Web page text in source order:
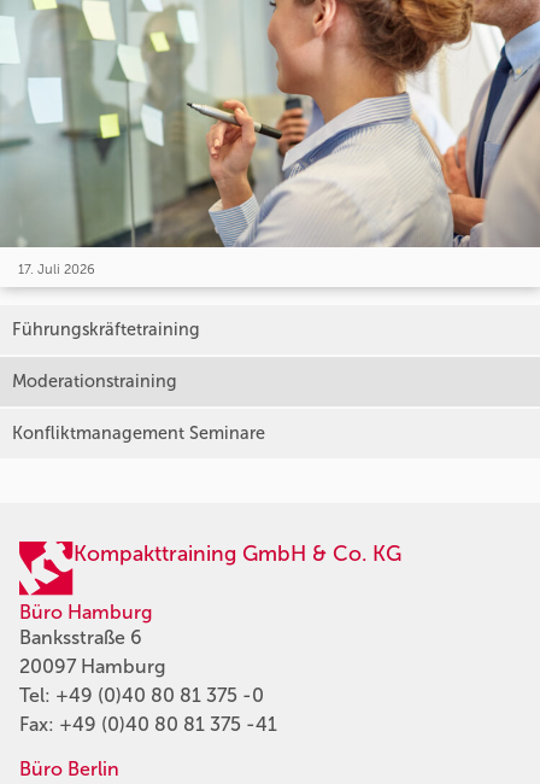
17. Juli 2026
Führungskräftetraining
Moderationstraining
Konfliktmanagement Seminare
Kompakttraining GmbH & Co. KG
Büro Hamburg
Banksstraße 6
20097 Hamburg
Tel: +49 (0)40 80 81 375 -0
Fax: +49 (0)40 80 81 375 -41
Büro Berlin